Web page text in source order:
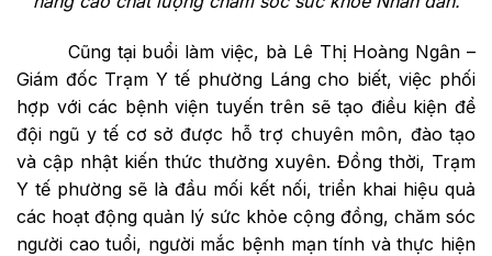
Cũng tại buổi làm việc, bà Lê Thị Hoàng Ngân –
Giám đốc Trạm Y tế phường Láng cho biết, việc phối
hợp với các bệnh viện tuyến trên sẽ tạo điều kiện để
đội ngũ y tế cơ sở được hỗ trợ chuyên môn, đào tạo
và cập nhật kiến thức thường xuyên. Đồng thời, Trạm
Y tế phường sẽ là đầu mối kết nối, triển khai hiệu quả
các hoạt động quản lý sức khỏe cộng đồng, chăm sóc
người cao tuổi, người mắc bệnh mạn tính và thực hiện